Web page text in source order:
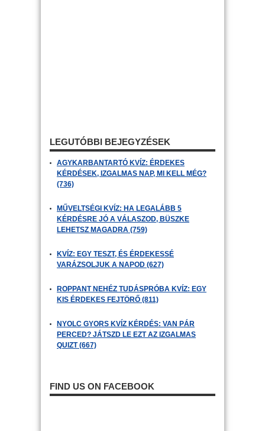
LEGUTÓBBI BEJEGYZÉSEK
AGYKARBANTARTÓ KVÍZ: ÉRDEKES
KÉRDÉSEK, IZGALMAS NAP, MI KELL MÉG?
(736)
MŰVELTSÉGI KVÍZ: HA LEGALÁBB 5
KÉRDÉSRE JÓ A VÁLASZOD, BÜSZKE
LEHETSZ MAGADRA (759)
KVÍZ: EGY TESZT, ÉS ÉRDEKESSÉ
VARÁZSOLJUK A NAPOD (627)
ROPPANT NEHÉZ TUDÁSPRÓBA KVÍZ: EGY
KIS ÉRDEKES FEJTÖRŐ (811)
NYOLC GYORS KVÍZ KÉRDÉS: VAN PÁR
PERCED? JÁTSZD LE EZT AZ IZGALMAS
QUIZT (667)
FIND US ON FACEBOOK